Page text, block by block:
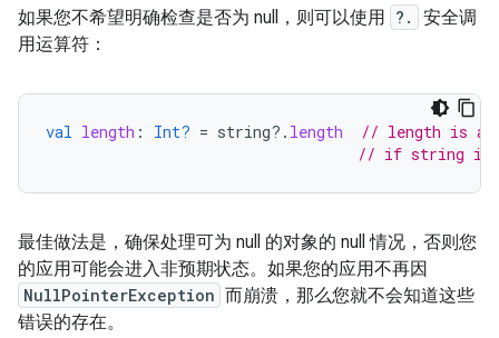
如果您不希望明确检查是否为 null，则可以使用 ?.
安全调
用运算符：
val length : Int? = string?. length
// length is a
// if string is
最佳做法是，确保处理可为 null 的对象的 null 情况，否则您
的应用可能会进入非预期状态。如果您的应用不再因
NullPointerException 而崩溃，那么您就不会知道这些
错误的存在。